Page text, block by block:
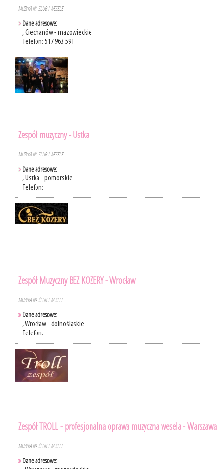
MUZYKA NA ŚLUB I WESELE
Dane adresowe:
, Ciechanów - mazowieckie
Telefon: 517 963 591
Zespół muzyczny - Ustka
MUZYKA NA ŚLUB I WESELE
Dane adresowe:
, Ustka - pomorskie
Telefon:
Zespół Muzyczny BEZ KOZERY - Wrocław
MUZYKA NA ŚLUB I WESELE
Dane adresowe:
, Wrocław - dolnośląskie
Telefon:
Zespół TROLL - profesjonalna oprawa muzyczna wesela - Warszawa
MUZYKA NA ŚLUB I WESELE
Dane adresowe: